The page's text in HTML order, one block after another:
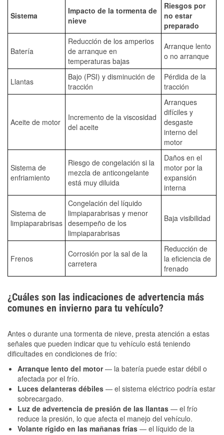
Sistema
Impacto de la tormenta de
nieve
Riesgos por
no estar
preparado
Batería
Reducción de los amperios
de arranque en
temperaturas bajas
Arranque lento
o no arranque
Llantas
Bajo (PSI) y disminución de
tracción
Pérdida de la
tracción
Aceite de motor
Incremento de la viscosidad
del aceite
Arranques
difíciles y
desgaste
interno del
motor
Sistema de
enfriamiento
Riesgo de congelación si la
mezcla de anticongelante
está muy diluida
Daños en el
motor por la
expansión
interna
Sistema de
limpiaparabrisas
Congelación del líquido
limpiaparabrisas y menor
desempeño de los
limpiaparabrisas
Baja visibilidad
Frenos
Corrosión por la sal de la
carretera
Reducción de
la eficiencia de
frenado
¿Cuáles son las indicaciones de advertencia más
comunes en invierno para tu vehículo?
Antes o durante una tormenta de nieve, presta atención a estas
señales que pueden indicar que tu vehículo está teniendo
dificultades en condiciones de frío:
Arranque lento del motor— la batería puede estar débil o
afectada por el frío.
Luces delanteras débiles — el sistema eléctrico podría estar
sobrecargado.
Luz de advertencia de presión de las llantas — el frío
reduce la presión, lo que afecta el manejo del vehículo.
Volante rígido en las mañanas frías — el líquido de la